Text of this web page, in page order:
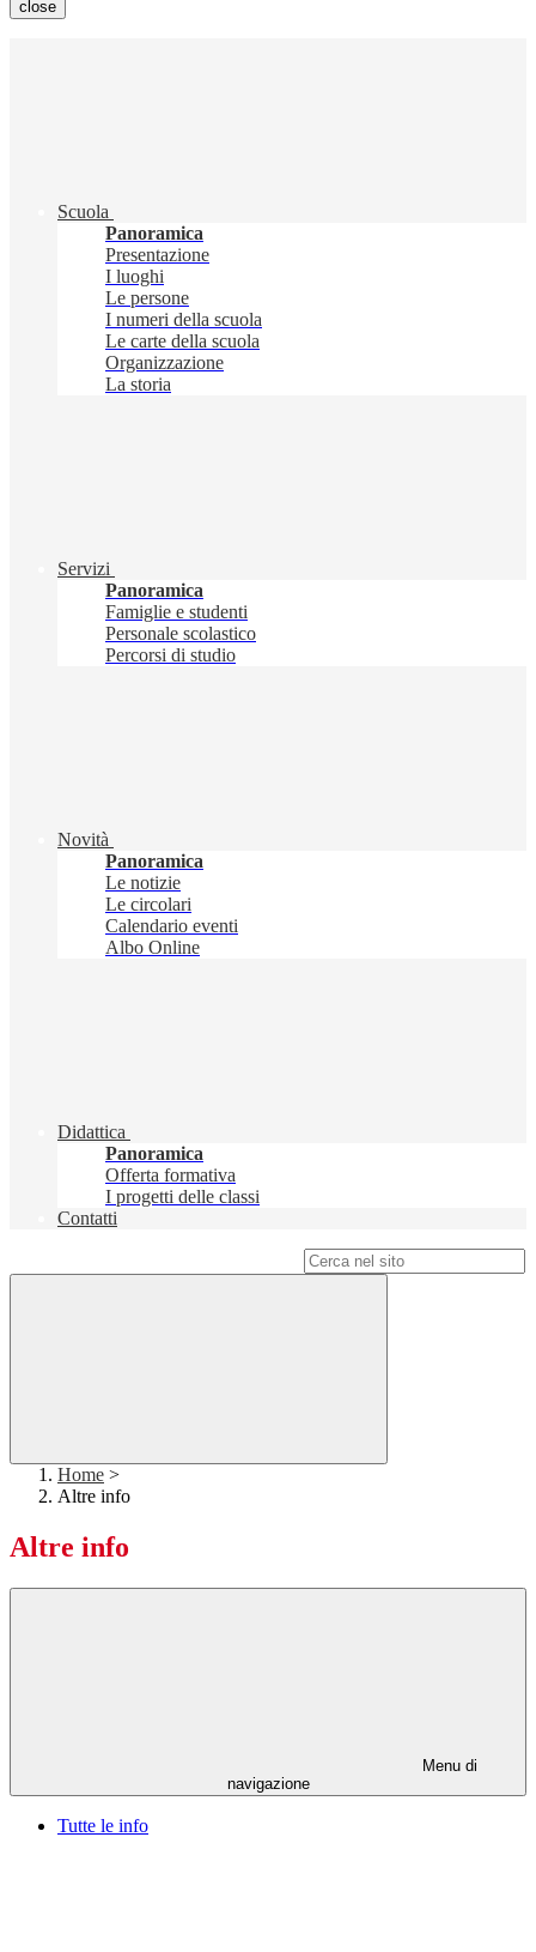
close
Scuola
Panoramica
Presentazione
I luoghi
Le persone
I numeri della scuola
Le carte della scuola
Organizzazione
La storia
Servizi
Panoramica
Famiglie e studenti
Personale scolastico
Percorsi di studio
Novità
Panoramica
Le notizie
Le circolari
Calendario eventi
Albo Online
Didattica
Panoramica
Offerta formativa
I progetti delle classi
Contatti
Home >
Altre info
Altre info
Menu di
navigazione
Tutte le info